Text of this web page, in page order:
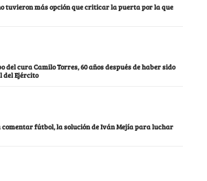
tuvieron más opción que criticar la puerta por la que
del cura Camilo Torres, 60 años después de haber sido
del Ejército
fútbol, la solución de Iván Mejía para luchar